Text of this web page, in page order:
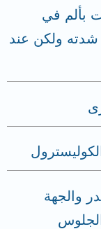
بألم في
شدته ولكن عند
والجهة